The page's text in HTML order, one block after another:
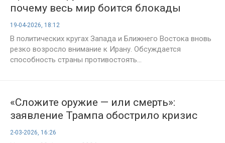
почему весь мир боится блокады
Ормузского пролива
19-04-2026, 18:12
В политических кругах Запада и Ближнего Востока вновь
резко возросло внимание к Ирану. Обсуждается
способность страны противостоять...
«Сложите оружие — или смерть»:
заявление Трампа обострило кризис
2-03-2026, 16:26